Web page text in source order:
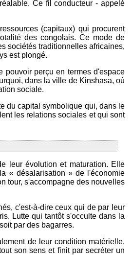
Ce fil conducteur - appelé
(capitaux) qui procurent
des congolais. Ce mode de
sociétés traditionnelles africaines,
est plongé.
pouvoir perçu en termes d'espace
dans la ville de Kinshasa, où
sociale.
du capital symbolique qui, dans le
les relations sociales et qui sont
leur évolution et maturation. Elle
« désalarisation » de l'économie
tour, s'accompagne des nouvelles
c'est-à-dire ceux qui de par leur
Lutte qui tantôt s'occulte dans la
par des bagarres.
de leur condition matérielle,
son sens et finit par secréter un